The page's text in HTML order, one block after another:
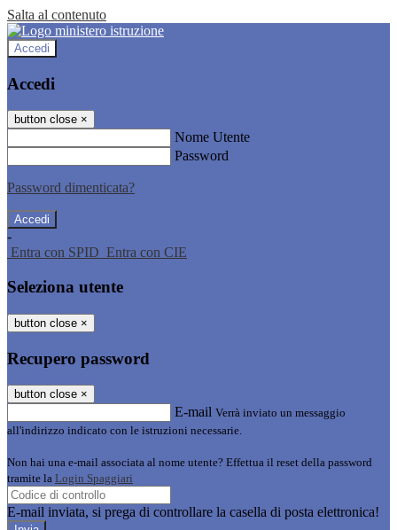
Salta al contenuto
Accedi
Accedi
button close ×
Nome Utente
Password
Password dimenticata?
-
Entra con SPID Entra con CIE
Seleziona utente
button close ×
Recupero password
button close ×
E-mail Verrà inviato un messaggio
all'indirizzo indicato con le istruzioni necessarie.
Non hai una e-mail associata al nome utente? Effettua il reset della password
tramite la Login Spaggiari
E-mail inviata, si prega di controllare la casella di posta elettronica!